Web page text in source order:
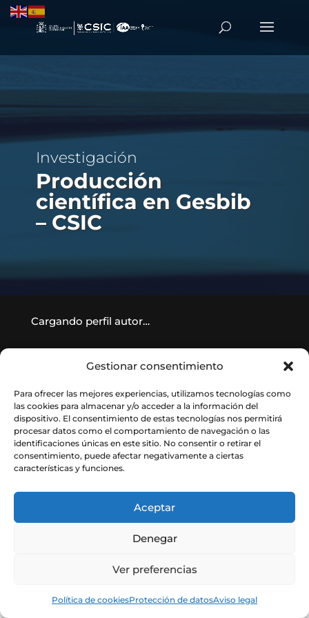
Gestionar consentimiento
Para ofrecer las mejores experiencias, utilizamos tecnologías como
las cookies para almacenar y/o acceder a la información del
dispositivo. El consentimiento de estas tecnologías nos permitirá
procesar datos como el comportamiento de navegación o las
identificaciones únicas en este sitio. No consentir o retirar el
consentimiento, puede afectar negativamente a ciertas
características y funciones.
Aceptar
Denegar
Ver preferencias
Política de cookiesProtección de datosAviso legal
Investigación
Producción
científica en Gesbib
– CSIC
Cargando perfil autor…
© Instituto de Astrofísica de Andalucía
– CSIC. Todos los derechos reservados.